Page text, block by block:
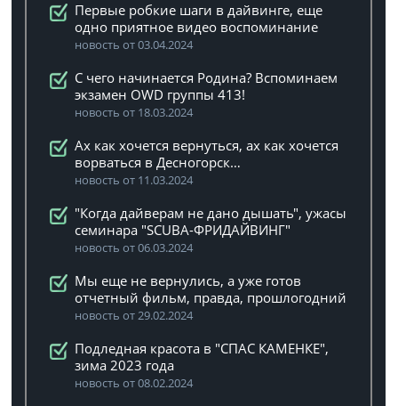
Первые робкие шаги в дайвинге, еще
одно приятное видео воспоминание
новость от 03.04.2024
C чего начинается Родина? Вспоминаем
экзамен OWD группы 413!
новость от 18.03.2024
Ах как хочется вернуться, ах как хочется
ворваться в Десногорск…
новость от 11.03.2024
"Когда дайверам не дано дышать", ужасы
семинара "SCUBA-ФРИДАЙВИНГ"
новость от 06.03.2024
Мы еще не вернулись, а уже готов
отчетный фильм, правда, прошлогодний
новость от 29.02.2024
Подледная красота в "СПАС КАМЕНКЕ",
зима 2023 года
новость от 08.02.2024